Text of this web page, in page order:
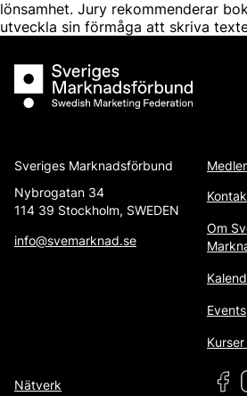
lönsamhet. Jury rekommenderar
utveckla sin förmåga att skriva
Sveriges Marknadsförbund
Sveriges Marknadsförbund
Nybrogatan 34
114 39 Stockholm, SWEDEN
info@svemarknad.se
Om
Events
Nätverk